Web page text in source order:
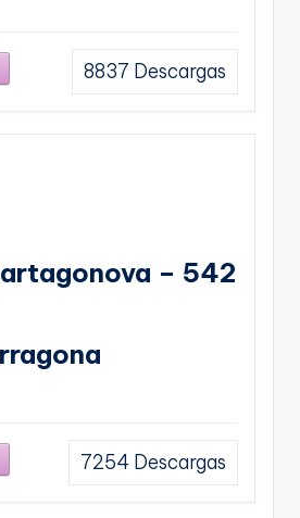
8837 Descargas
– 542
7254 Descargas